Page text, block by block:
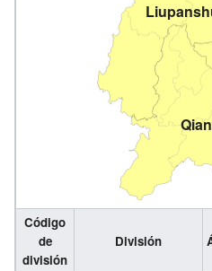
Código
de
división
División